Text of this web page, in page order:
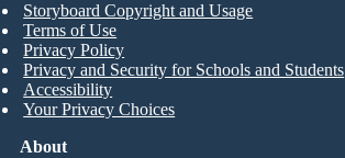
About
Storyboard Copyright and Usage
Terms of Use
Privacy Policy
Privacy and Security for Schools and Students
Accessibility
Your Privacy Choices